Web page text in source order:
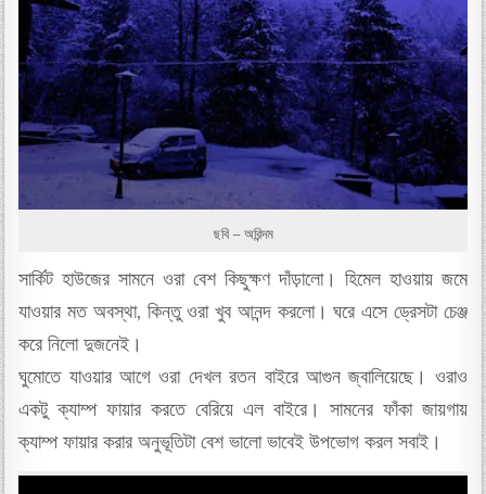
ছবি – অরিন্দম
সার্কিট হাউজের সামনে ওরা বেশ কিছুক্ষণ দাঁড়ালো। হিমেল হাওয়ায় জমে
যাওয়ার মত অবস্থা, কিন্তু ওরা খুব আনন্দ করলো। ঘরে এসে ড্রেসটা চেঞ্জ
করে নিলো দুজনেই।
ঘুমোতে যাওয়ার আগে ওরা দেখল রতন বাইরে আগুন জ্বালিয়েছে। ওরাও
একটু ক্যাম্প ফায়ার করতে বেরিয়ে এল বাইরে। সামনের ফাঁকা জায়গায়
ক্যাম্প ফায়ার করার অনুভূতিটা বেশ ভালো ভাবেই উপভোগ করল সবাই।